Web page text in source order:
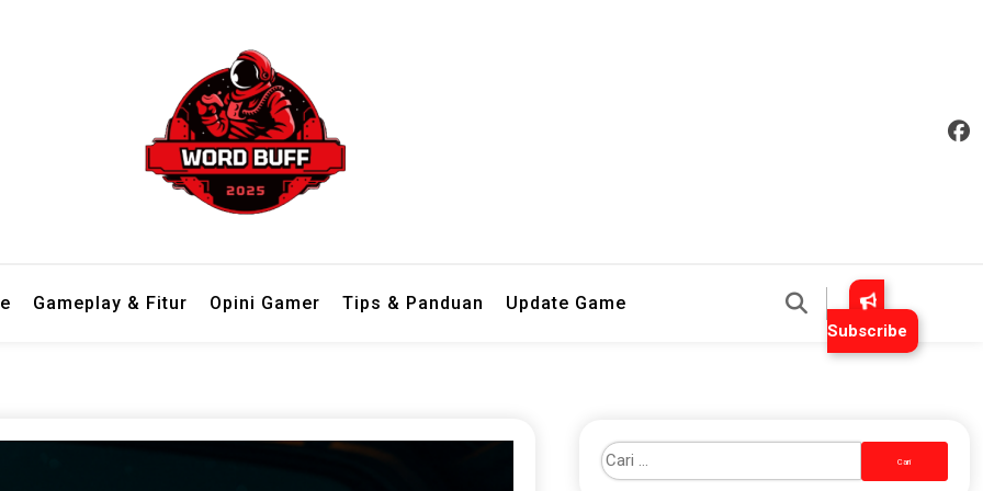
Gameplay & Fitur Opini Gamer Tips & Panduan Update Game
Subscribe